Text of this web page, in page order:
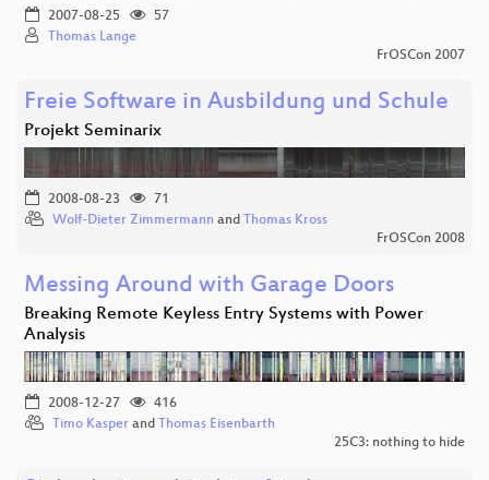
2007-08-25
57
Thomas Lange
FrOSCon 2007
Freie Software in Ausbildung und Schule
Projekt Seminarix
2008-08-23
71
Wolf-Dieter Zimmermann and Thomas Kross
FrOSCon 2008
Messing Around with Garage Doors
Breaking Remote Keyless Entry Systems with Power
Analysis
2008-12-27
416
Timo Kasper and Thomas Eisenbarth
25C3: nothing to hide